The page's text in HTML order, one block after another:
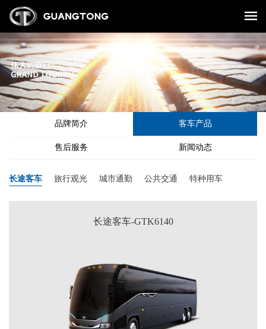
品牌简介 客车产品
售后服务 新闻动态
长途客车 旅行观光 城市通勤 公共交通 特种用车
长途客车-GTK6140